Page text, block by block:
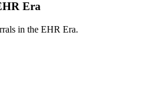
Era
Ambulatory Referrals in